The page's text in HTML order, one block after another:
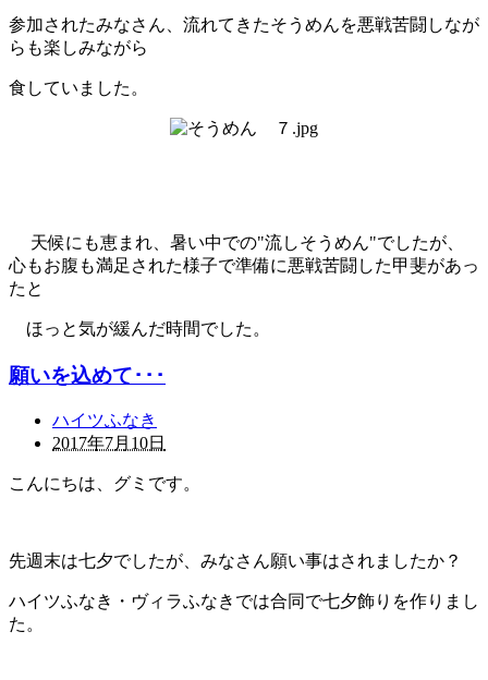
参加されたみなさん、流れてきたそうめんを悪戦苦闘しなが
らも楽しみながら
食していました。
天候にも恵まれ、暑い中での"流しそうめん"でしたが、
心もお腹も満足された様子で準備に悪戦苦闘した甲斐があっ
たと
ほっと気が緩んだ時間でした。
願いを込めて･･･
ハイツふなき
2017年7月10日
こんにちは、グミです。
先週末は七夕でしたが、みなさん願い事はされましたか？
ハイツふなき・ヴィラふなきでは合同で七夕飾りを作りまし
た。